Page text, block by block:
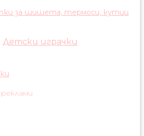
за шишета, термоси, кутии
Детски играчки